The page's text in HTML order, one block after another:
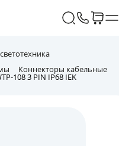
Коннекторы кабельные
108 3 PIN IP68 IEK